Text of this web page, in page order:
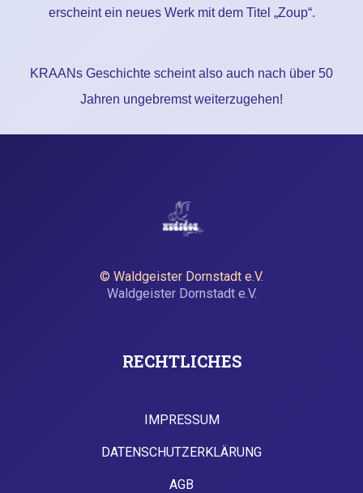
erscheint ein neues Werk mit dem Titel „Zoup“.
KRAANs Geschichte scheint also auch nach über 50
Jahren ungebremst weiterzugehen!
TIMETABLE
© Waldgeister Dornstadt e.V.
Waldgeister Dornstadt e.V.
RECHTLICHES
IMPRESSUM
DATENSCHUTZERKLÄRUNG
AGB